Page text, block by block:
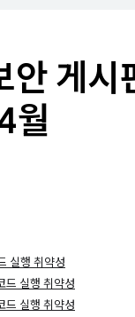
안 게
월
실행 취약성
드 실행 취약성
드 실행 취약성